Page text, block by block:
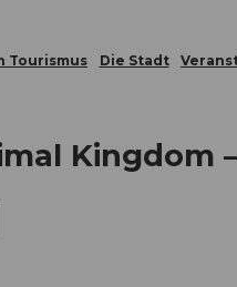
Tourismus Die Stadt
Kingdom